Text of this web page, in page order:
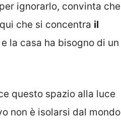
ignorarlo, convinta che
che si concentra il
la casa ha bisogno di un
questo spazio alla luce
non è isolarsi dal mondo